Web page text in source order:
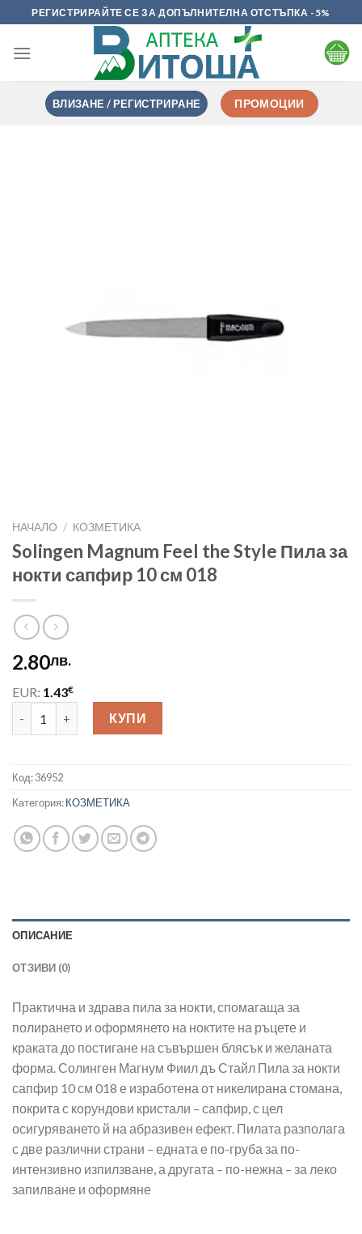
to
content
РЕГИСТРИРАЙТЕ СЕ ЗА ДОПЪЛНИТЕЛНА ОТСТЪПКА -5%
ВЛИЗАНЕ / РЕГИСТРИРАНЕ ПРОМОЦИИ
НАЧАЛО / КОЗМЕТИКА
Solingen Magnum Feel the Style Пила за
нокти сапфир 10 см 018
2.80лв.
EUR: 1.43€
количество за Solingen Magnum Feel the Style Пила за нокти
КУПИ
Код:36952
Категория:КОЗМЕТИКА
ОПИСАНИЕ
ОТЗИВИ (0)
Практична и здрава пила за нокти, спомагаща за
полирането и оформянето на ноктите на ръцете и
краката до постигане на съвършен блясък и желаната
форма. Солинген Магнум Фиил дъ Стайл Пила за нокти
сапфир 10 см 018 е изработена от никелирана стомана,
покрита с корундови кристали – сапфир, с цел
осигуряването й на абразивен ефект. Пилата разполага
с две различни страни – едната е по-груба за по-
интензивно изпилзване, а другата – по-нежна – за леко
запилване и оформяне